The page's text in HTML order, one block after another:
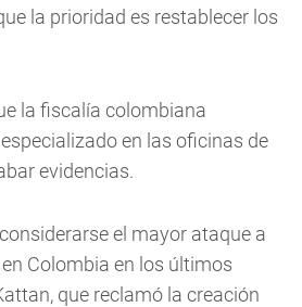
la prioridad es restablecer los
la fiscalía colombiana
en las oficinas de
evidencias.
el mayor ataque a
Colombia en los últimos
que reclamó la creación